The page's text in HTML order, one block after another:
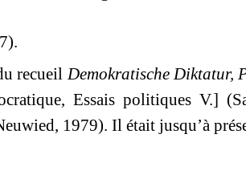
recueilDemokratische Diktatur,
Essais politiques V.] (
1979). Il était jusqu’à